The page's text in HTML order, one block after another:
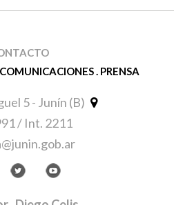
. PRENSA
5 - Junín (B)
/ Int. 2211